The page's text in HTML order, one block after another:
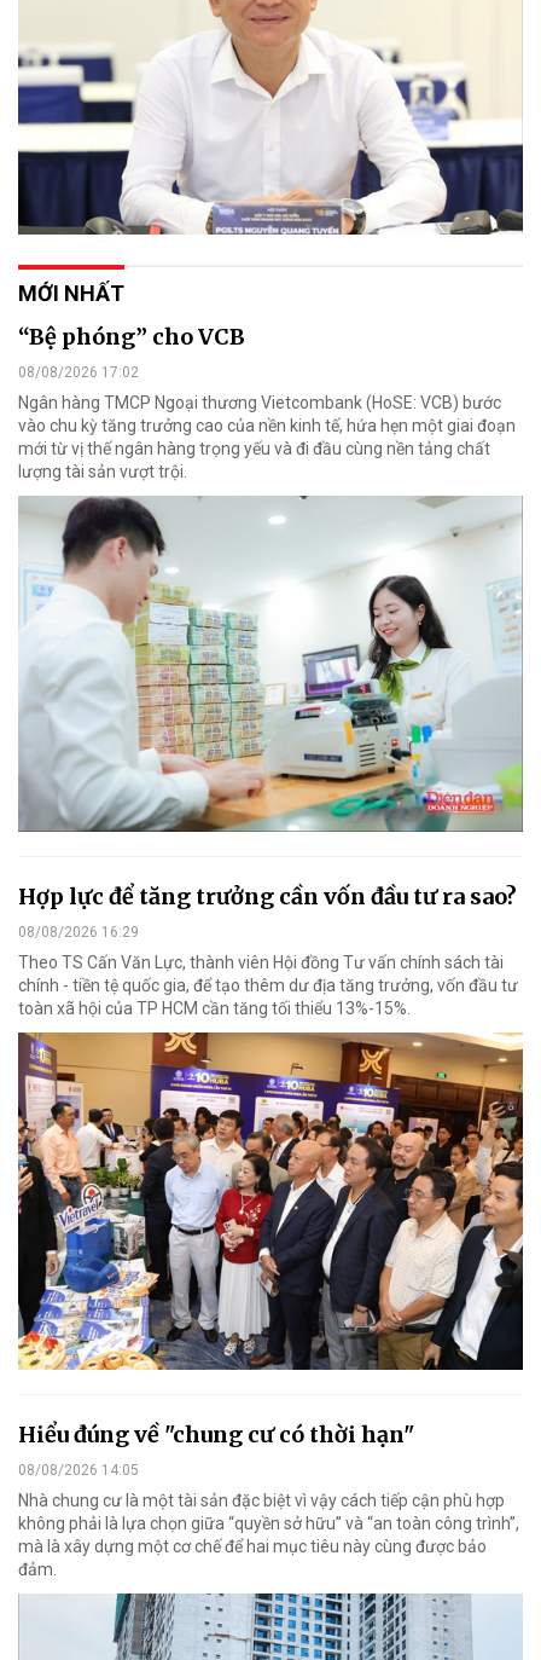
MỚI NHẤT
“Bệ phóng” cho VCB
08/08/2026 17:02
Ngân hàng TMCP Ngoại thương Vietcombank (HoSE: VCB) bước
vào chu kỳ tăng trưởng cao của nền kinh tế, hứa hẹn một giai đoạn
mới từ vị thế ngân hàng trọng yếu và đi đầu cùng nền tảng chất
lượng tài sản vượt trội.
Hợp lực để tăng trưởng cần vốn đầu tư ra sao?
08/08/2026 16:29
Theo TS Cấn Văn Lực, thành viên Hội đồng Tư vấn chính sách tài
chính - tiền tệ quốc gia, để tạo thêm dư địa tăng trưởng, vốn đầu tư
toàn xã hội của TP HCM cần tăng tối thiểu 13%-15%.
Hiểu đúng về "chung cư có thời hạn"
08/08/2026 14:05
Nhà chung cư là một tài sản đặc biệt vì vậy cách tiếp cận phù hợp
không phải là lựa chọn giữa “quyền sở hữu” và “an toàn công trình”,
mà là xây dựng một cơ chế để hai mục tiêu này cùng được bảo
đảm.